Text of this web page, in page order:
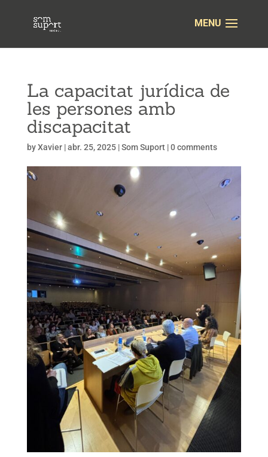
La capacitat jurídica de
les persones amb
discapacitat
byXavier|abr. 25, 2025|Som Suport|0 comments